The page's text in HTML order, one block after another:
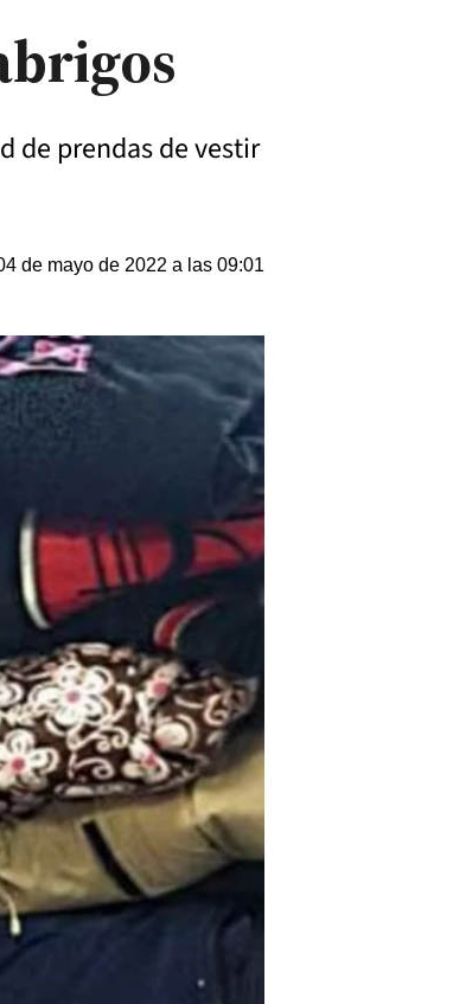
de prendas de vestir
de mayo de 2022 a las 09:01